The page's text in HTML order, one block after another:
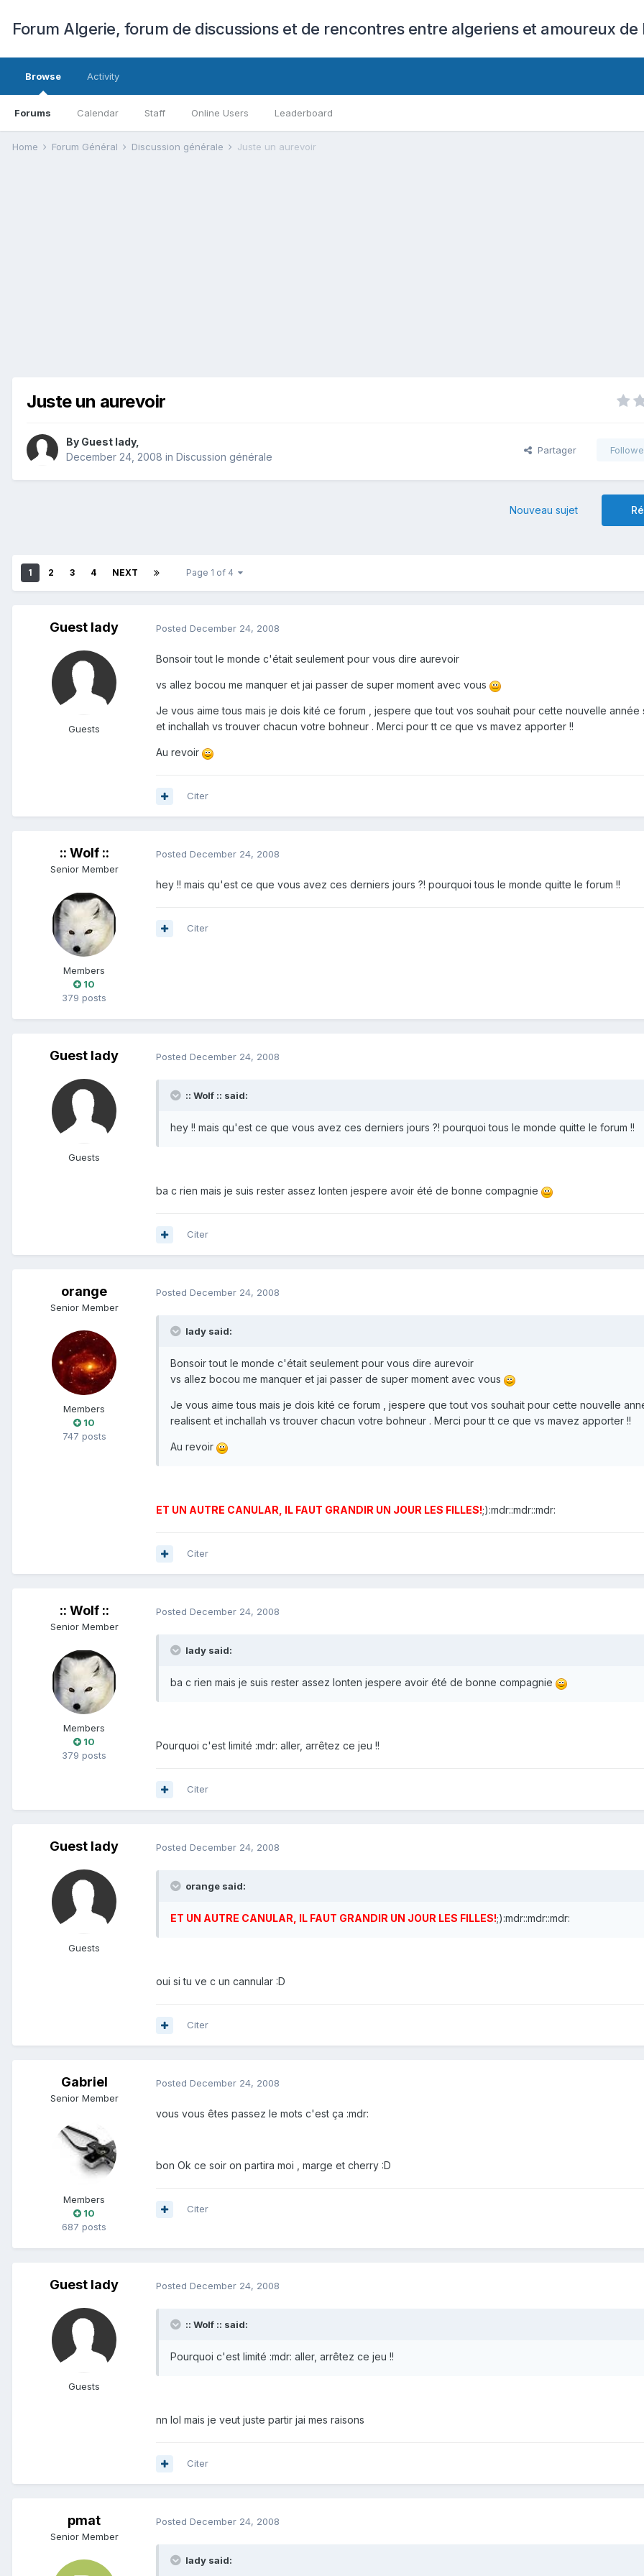
Forum Algerie, forum de discussions et de rencontres entre algeriens et amoureux de
Browse
Forums Calendar Staff Online Users Leaderboard
Activity
Home Forum Général Discussion générale Juste un aurevoir
Juste un aurevoir
By Guest lady,
December 24, 2008 in Discussion générale
Partager
Nouveau sujet
1 2 3 4 NEXT Page 1 of 4
Guest lady
Guests
Posted December 24, 2008
Bonsoir tout le monde c'était seulement pour vous dire aurevoir
vs allez bocou me manquer et jai passer de super moment avec vous
Je vous aime tous mais je dois kité ce forum , jespere que tout vos souhait pour cette nouvelle année
et inchallah vs trouver chacun votre bohneur . Merci pour tt ce que vs mavez apporter !!
Au revoir
Citer
:: Wolf ::
Senior Member
Members
10
379 posts
Posted December 24, 2008
hey !! mais qu'est ce que vous avez ces derniers jours ?! pourquoi tous le monde quitte le forum !!
Citer
Guest lady
Guests
Posted December 24, 2008
:: Wolf :: said:
hey !! mais qu'est ce que vous avez ces derniers jours ?! pourquoi tous le monde quitte le forum !!
ba c rien mais je suis rester assez lonten jespere avoir été de bonne compagnie
Citer
orange
Senior Member
Members
10
747 posts
Posted December 24, 2008
lady said:
Bonsoir tout le monde c'était seulement pour vous dire aurevoir
vs allez bocou me manquer et jai passer de super moment avec vous
Je vous aime tous mais je dois kité ce forum , jespere que tout vos souhait pour cette nouvelle
realisent et inchallah vs trouver chacun votre bohneur . Merci pour tt ce que vs mavez apporter !!
Au revoir
ET UN AUTRE CANULAR, IL FAUT GRANDIR UN JOUR LES FILLES!;):mdr::mdr::mdr:
Citer
:: Wolf ::
Senior Member
Members
10
379 posts
Posted December 24, 2008
lady said:
ba c rien mais je suis rester assez lonten jespere avoir été de bonne compagnie
Pourquoi c'est limité :mdr: aller, arrêtez ce jeu !!
Citer
Guest lady
Guests
Posted December 24, 2008
orange said:
ET UN AUTRE CANULAR, IL FAUT GRANDIR UN JOUR LES FILLES!;):mdr::mdr::mdr:
oui si tu ve c un cannular :D
Citer
Gabriel
Senior Member
Members
10
687 posts
Posted December 24, 2008
vous vous êtes passez le mots c'est ça :mdr:
bon Ok ce soir on partira moi , marge et cherry :D
Citer
Guest lady
Guests
Posted December 24, 2008
:: Wolf :: said:
Pourquoi c'est limité :mdr: aller, arrêtez ce jeu !!
nn lol mais je veut juste partir jai mes raisons
Citer
pmat
Senior Member
Posted December 24, 2008
lady said: